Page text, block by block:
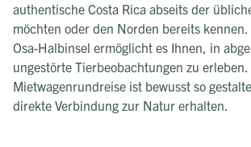
authentische Costa Rica abseits der
möchten oder den Norden bereits
Osa-Halbinsel ermöglicht es Ihnen, in
ungestörte Tierbeobachtungen zu erleben.
Mietwagenrundreise ist bewusst so
direkte Verbindung zur Natur erhalten.